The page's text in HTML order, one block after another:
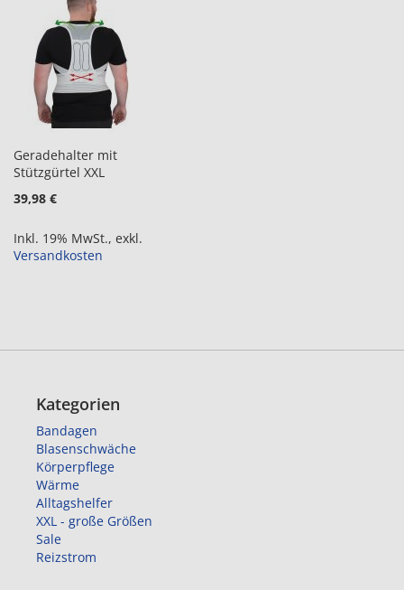
Geradehalter mit
Stützgürtel XXL
39,98 €
Inkl. 19% MwSt., exkl.
Versandkosten
Kategorien
Bandagen
Blasenschwäche
Körperpflege
Wärme
Alltagshelfer
XXL - große Größen
Sale
Reizstrom